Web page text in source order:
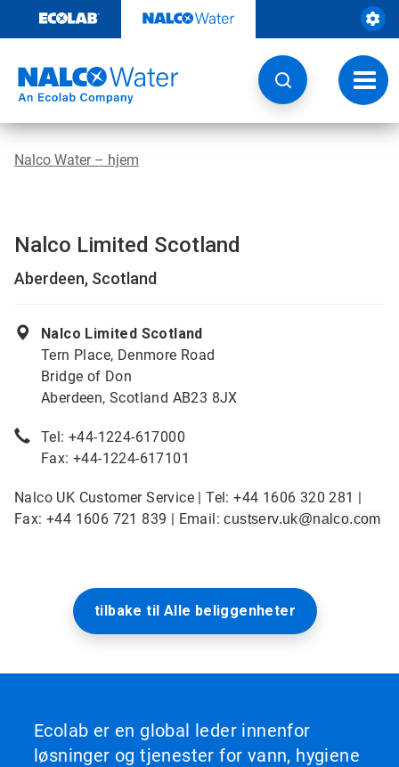
til
Veksle
Nalco Water – hjem
Nalco Limited Scotland
Aberdeen, Scotland
Nalco Limited Scotland
Tern Place, Denmore Road
Bridge of Don
Aberdeen, Scotland AB23 8JX
Tel: +44-1224-617000
Fax: +44-1224-617101
Nalco UK Customer Service | Tel: +44 1606 320 281 |
Fax: +44 1606 721 839 | Email:custserv.uk@nalco.com
tilbake til Alle beliggenheter
Ecolab er en global leder innenfor
løsninger og tjenester for vann, hygiene